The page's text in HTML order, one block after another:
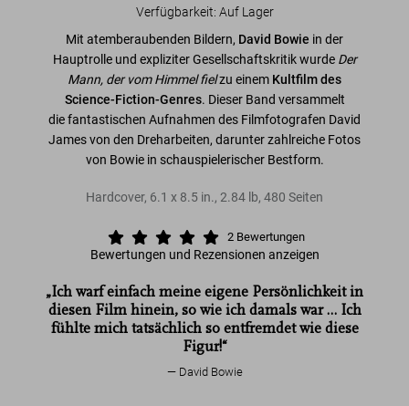
Verfügbarkeit: Auf Lager
Mit atemberaubenden Bildern, David Bowie in der
Hauptrolle und expliziter Gesellschaftskritik wurde Der
Mann, der vom Himmel fielzu einem Kultfilm des
Science-Fiction-Genres. Dieser Band versammelt
die fantastischen Aufnahmen des Filmfotografen David
James von den Dreharbeiten, darunter zahlreiche Fotos
von Bowie in schauspielerischer Bestform.
Hardcover, 6.1 x 8.5 in., 2.84 lb, 480 Seiten
2 Bewertungen
Bewertungen und Rezensionen anzeigen
„Ich warf einfach meine eigene Persönlichkeit in
diesen Film hinein, so wie ich damals war … Ich
fühlte mich tatsächlich so entfremdet wie diese
Figur!“
David Bowie